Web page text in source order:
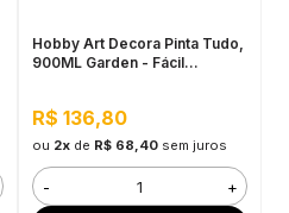
Hobby Art Decora Pinta Tudo,
900ML Garden - Fácil
R$ 136,80
ou 2xde R$ 68,40 sem juros
- +